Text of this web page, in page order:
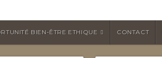
BIEN-ÊTRE ETHIQUE CONTACT